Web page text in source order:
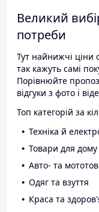
Великий
потреби
Тут найнижчі ціни
так кажуть самі
Порівнюйте
відгуки з фото і
Топ категорій за
Техніка й
Товари для дому
Авто- та
Одяг та взуття
Краса та